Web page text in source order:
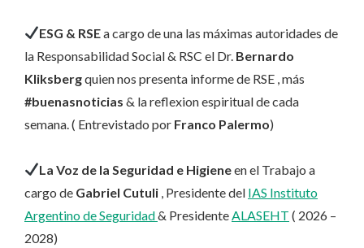
ESG & RSEa cargo de una las máximas autoridades de
la Responsabilidad Social & RSC el Dr. Bernardo
Kliksbergquien nos presenta informe de RSE , más
#buenasnoticias & la reflexion espiritual de cada
semana. ( Entrevistado por Franco Palermo)
La Voz de la Seguridad e Higieneen el Trabajo a
cargo de Gabriel Cutuli , Presidente del IAS Instituto
Argentino de Seguridad& Presidente ALASEHT ( 2026 –
2028)